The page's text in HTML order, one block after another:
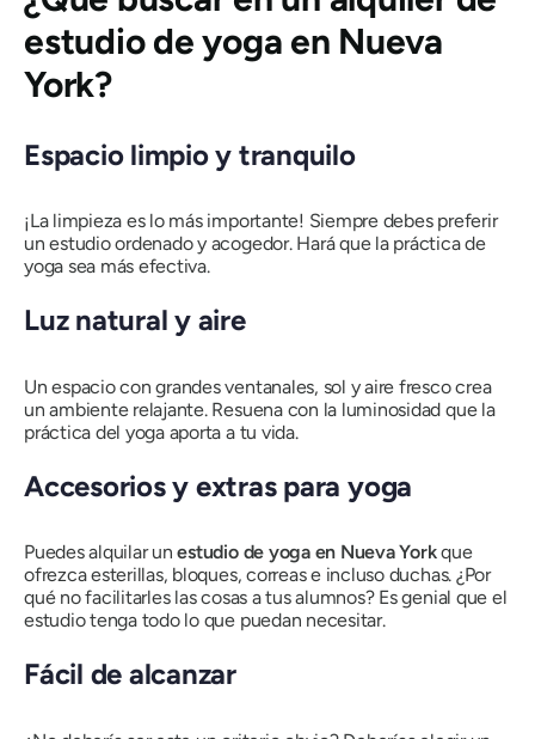
estudio de yoga en Nueva
York?
Espacio limpio y tranquilo
¡La limpieza es lo más importante! Siempre debes preferir
un estudio ordenado y acogedor. Hará que la práctica de
yoga sea más efectiva.
Luz natural y aire
Un espacio con grandes ventanales, sol y aire fresco crea
un ambiente relajante. Resuena con la luminosidad que la
práctica del yoga aporta a tu vida.
Accesorios y extras para yoga
Puedes alquilar unestudio de yoga en Nueva Yorkque
ofrezca esterillas, bloques, correas e incluso duchas. ¿Por
qué no facilitarles las cosas a tus alumnos? Es genial que el
estudio tenga todo lo que puedan necesitar.
Fácil de alcanzar